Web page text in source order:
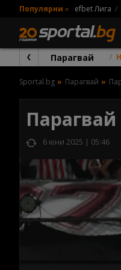
Популярни » efbet Лига
Парагвай
Sportal.bg Парагвай
6 юни 2025 | 05:46